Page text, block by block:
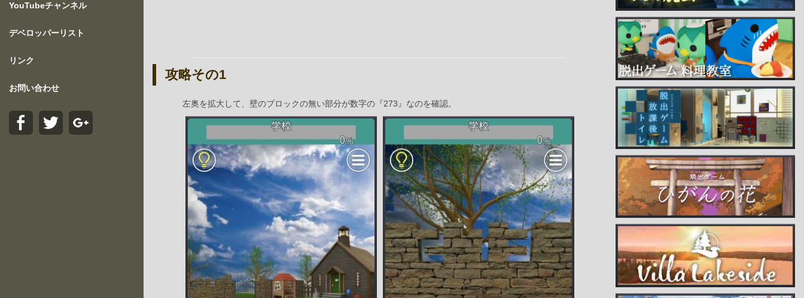
YouTubeチャンネル
デベロッパーリスト
リンク
お問い合わせ
攻略その1
左奥を拡大して、壁のブロックの無い部分が数字の『273』なのを確認。